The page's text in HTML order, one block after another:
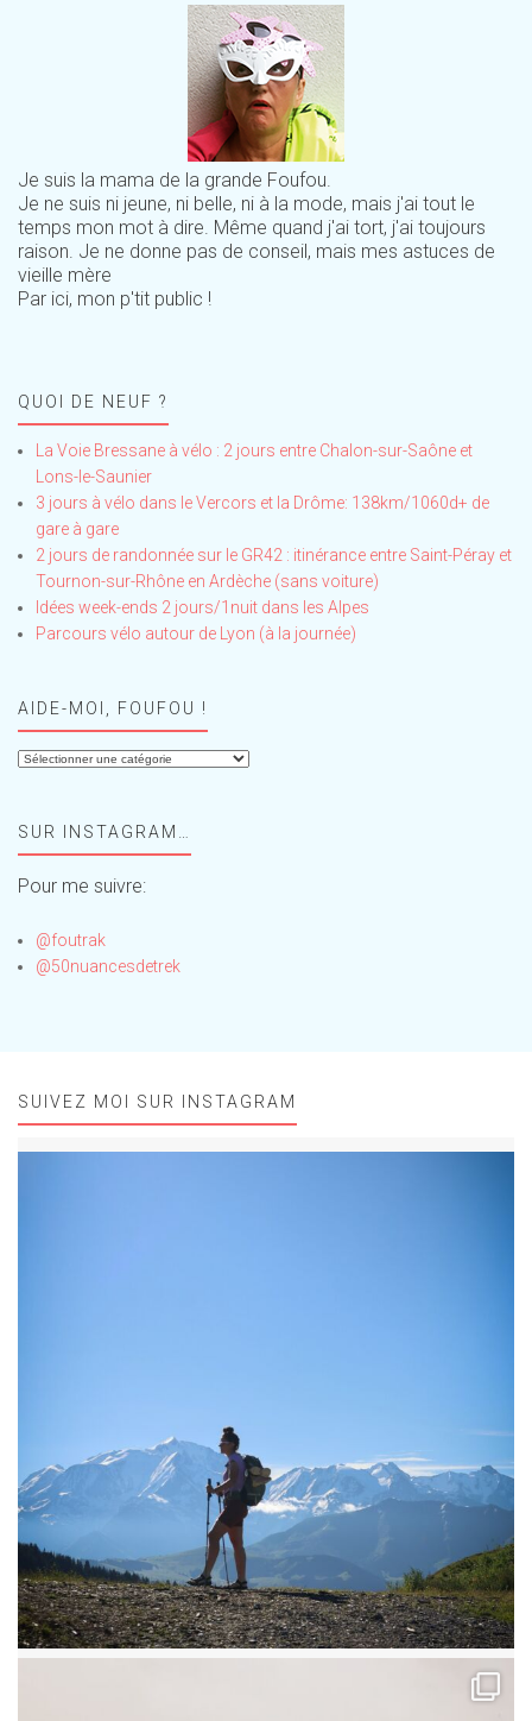
Je suis la mama de la grande Foufou.
Je ne suis ni jeune, ni belle, ni à la mode, mais j'ai tout le
temps mon mot à dire. Même quand j'ai tort, j'ai toujours
raison. Je ne donne pas de conseil, mais mes astuces de
vieille mère
Par ici, mon p'tit public !
QUOI DE NEUF ?
La Voie Bressane à vélo : 2 jours entre Chalon-sur-Saône et
Lons-le-Saunier
3 jours à vélo dans le Vercors et la Drôme: 138km/1060d+ de
gare à gare
2 jours de randonnée sur le GR42 : itinérance entre Saint-Péray et
Tournon-sur-Rhône en Ardèche (sans voiture)
Idées week-ends 2 jours/1nuit dans les Alpes
Parcours vélo autour de Lyon (à la journée)
AIDE-MOI, FOUFOU !
Aide-
!SUR INSTAGRAM…
Pour me suivre:
@foutrak
@50nuancesdetrek
SUIVEZ MOI SUR INSTAGRAM